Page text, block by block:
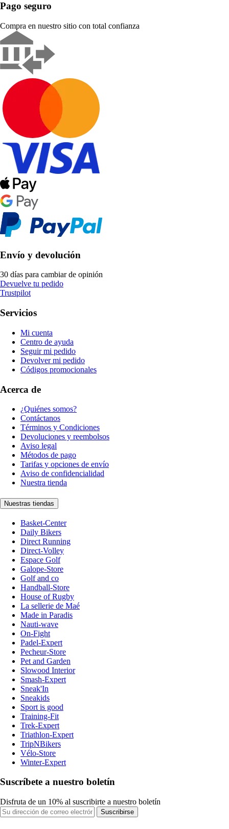
Pago seguro
Compra en nuestro sitio con total confianza
Envío y devolución
30 días para cambiar de opinión
Devuelve tu pedido
Trustpilot
Servicios
Mi cuenta
Centro de ayuda
Seguir mi pedido
Devolver mi pedido
Códigos promocionales
Acerca de
¿Quiénes somos?
Contáctanos
Términos y Condiciones
Devoluciones y reembolsos
Aviso legal
Métodos de pago
Tarifas y opciones de envío
Aviso de confidencialidad
Nuestra tienda
Nuestras tiendas
Basket-Center
Daily Bikers
Direct Running
Direct-Volley
Espace Golf
Galope-Store
Golf and co
Handball-Store
House of Rugby
La sellerie de Maé
Made in Paradis
Nauti-wave
On-Fight
Padel-Expert
Pecheur-Store
Pet and Garden
Slowood Interior
Smash-Expert
Sneak'In
Sneakids
Sport is good
Training-Fit
Trek-Expert
Triathlon-Expert
TripNBikers
Vélo-Store
Winter-Expert
Suscríbete a nuestro boletín
Disfruta de un 10% al suscribirte a nuestro boletín
Suscribirse